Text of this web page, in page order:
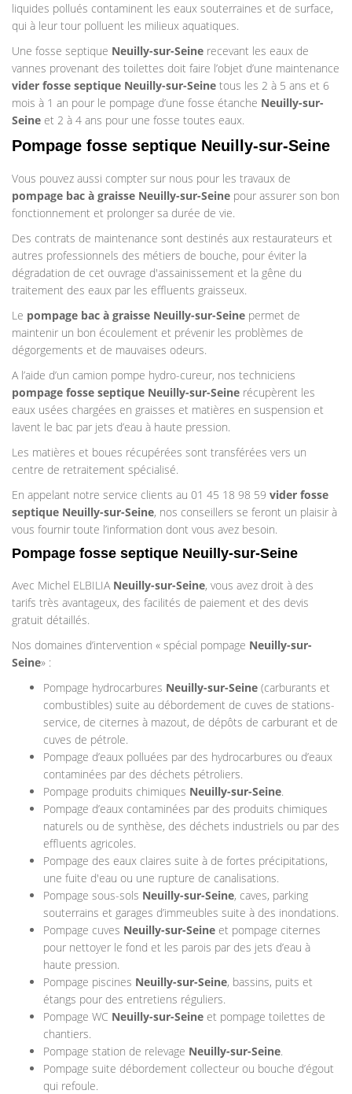
liquides pollués contaminent les eaux souterraines et de surface,
qui à leur tour polluent les milieux aquatiques.
Une fosse septique Neuilly-sur-Seine recevant les eaux de
vannes provenant des toilettes doit faire l’objet d’une maintenance
vider fosse septique Neuilly-sur-Seine tous les 2 à 5 ans et 6
mois à 1 an pour le pompage d’une fosse étanche Neuilly-sur-
Seine et 2 à 4 ans pour une fosse toutes eaux.
Pompage fosse septique Neuilly-sur-Seine
Vous pouvez aussi compter sur nous pour les travaux de
pompage bac à graisse Neuilly-sur-Seine pour assurer son bon
fonctionnement et prolonger sa durée de vie.
Des contrats de maintenance sont destinés aux restaurateurs et
autres professionnels des métiers de bouche, pour éviter la
dégradation de cet ouvrage d'assainissement et la gêne du
traitement des eaux par les effluents graisseux.
Le pompage bac à graisse Neuilly-sur-Seine permet de
maintenir un bon écoulement et prévenir les problèmes de
dégorgements et de mauvaises odeurs.
A l’aide d’un camion pompe hydro-cureur, nos techniciens
pompage fosse septique Neuilly-sur-Seine récupèrent les
eaux usées chargées en graisses et matières en suspension et
lavent le bac par jets d’eau à haute pression.
Les matières et boues récupérées sont transférées vers un
centre de retraitement spécialisé.
En appelant notre service clients au 01 45 18 98 59 vider fosse
septique Neuilly-sur-Seine, nos conseillers se feront un plaisir à
vous fournir toute l’information dont vous avez besoin.
Pompage fosse septique Neuilly-sur-Seine
Avec Michel ELBILIA Neuilly-sur-Seine, vous avez droit à des
tarifs très avantageux, des facilités de paiement et des devis
gratuit détaillés.
Nos domaines d’intervention « spécial pompage Neuilly-sur-
Seine» :
Pompage hydrocarbures Neuilly-sur-Seine (carburants et
combustibles) suite au débordement de cuves de stations-
service, de citernes à mazout, de dépôts de carburant et de
cuves de pétrole.
Pompage d’eaux polluées par des hydrocarbures ou d’eaux
contaminées par des déchets pétroliers.
Pompage produits chimiques Neuilly-sur-Seine.
Pompage d’eaux contaminées par des produits chimiques
naturels ou de synthèse, des déchets industriels ou par des
effluents agricoles.
Pompage des eaux claires suite à de fortes précipitations,
une fuite d'eau ou une rupture de canalisations.
Pompage sous-sols Neuilly-sur-Seine, caves, parking
souterrains et garages d’immeubles suite à des inondations.
Pompage cuves Neuilly-sur-Seine et pompage citernes
pour nettoyer le fond et les parois par des jets d’eau à
haute pression.
Pompage piscines Neuilly-sur-Seine, bassins, puits et
étangs pour des entretiens réguliers.
Pompage WC Neuilly-sur-Seine et pompage toilettes de
chantiers.
Pompage station de relevage Neuilly-sur-Seine.
Pompage suite débordement collecteur ou bouche d’égout
qui refoule.